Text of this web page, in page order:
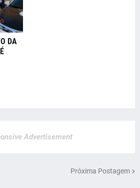
DA
Advertisement
Próxima Postagem